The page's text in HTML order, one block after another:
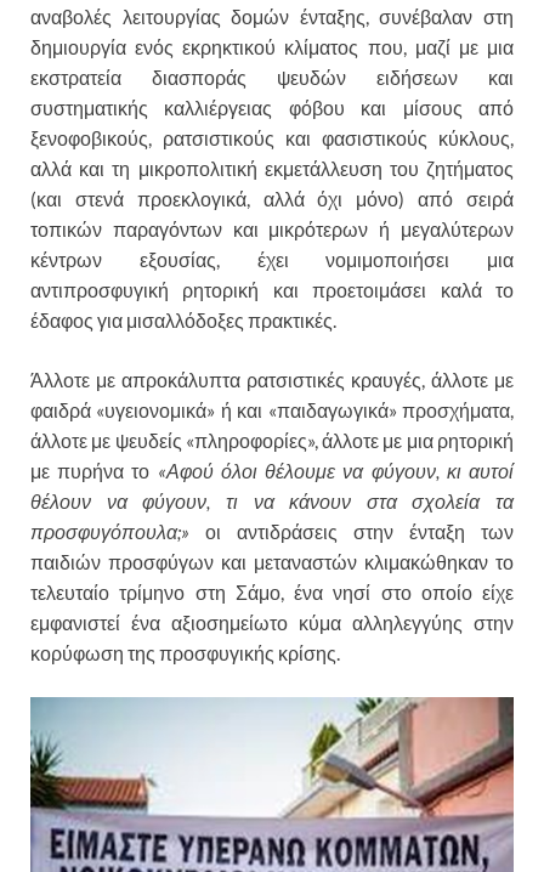
αναβολές λειτουργίας δομών ένταξης, συνέβαλαν στη
δημιουργία ενός εκρηκτικού κλίματος που, μαζί με μια
εκστρατεία διασποράς ψευδών ειδήσεων και
συστηματικής καλλιέργειας φόβου και μίσους από
ξενοφοβικούς, ρατσιστικούς και φασιστικούς κύκλους,
αλλά και τη μικροπολιτική εκμετάλλευση του ζητήματος
(και στενά προεκλογικά, αλλά όχι μόνο) από σειρά
τοπικών παραγόντων και μικρότερων ή μεγαλύτερων
κέντρων εξουσίας, έχει νομιμοποιήσει μια
αντιπροσφυγική ρητορική και προετοιμάσει καλά το
έδαφος για μισαλλόδοξες πρακτικές.
Άλλοτε με απροκάλυπτα ρατσιστικές κραυγές, άλλοτε με
φαιδρά «υγειονομικά» ή και «παιδαγωγικά» προσχήματα,
άλλοτε με ψευδείς «πληροφορίες», άλλοτε με μια ρητορική
με πυρήνα το «Αφού όλοι θέλουμε να φύγουν, κι αυτοί
θέλουν να φύγουν, τι να κάνουν στα σχολεία τα
προσφυγόπουλα;» οι αντιδράσεις στην ένταξη των
παιδιών προσφύγων και μεταναστών κλιμακώθηκαν το
τελευταίο τρίμηνο στη Σάμο, ένα νησί στο οποίο είχε
εμφανιστεί ένα αξιοσημείωτο κύμα αλληλεγγύης στην
κορύφωση της προσφυγικής κρίσης.